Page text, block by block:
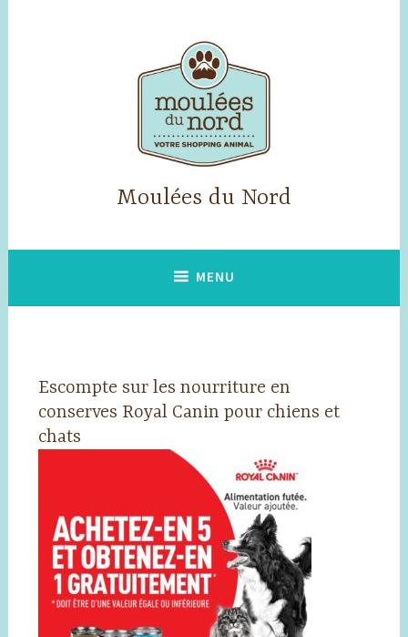
Moulées du Nord
MENU
Escompte sur les nourriture en
conserves Royal Canin pour chiens et
chats